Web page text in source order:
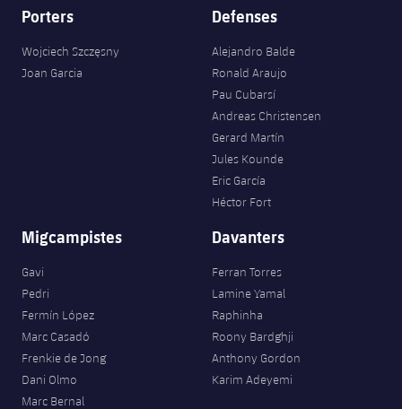
Porters
Wojciech Szczęsny
Joan Garcia
Defenses
Alejandro Balde
Ronald Araujo
Pau Cubarsí
Andreas Christensen
Gerard Martín
Jules Kounde
Eric García
Héctor Fort
Migcampistes
Gavi
Pedri
Fermín López
Marc Casadó
Frenkie de Jong
Dani Olmo
Marc Bernal
Davanters
Ferran Torres
Lamine Yamal
Raphinha
Roony Bardghji
Anthony Gordon
Karim Adeyemi